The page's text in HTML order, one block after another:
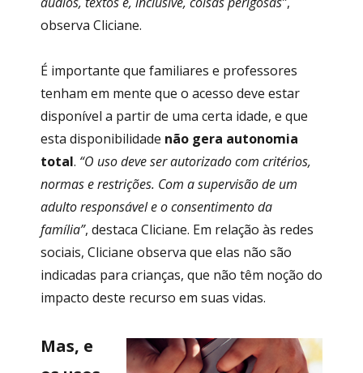
observa Cliciane.
É importante que familiares e professores
tenham em mente que o acesso deve estar
disponível a partir de uma certa idade, e que
esta disponibilidade não gera autonomia
total. “O uso deve ser autorizado com critérios,
normas e restrições. Com a supervisão de um
adulto responsável e o consentimento da
família”, destaca Cliciane. Em relação às redes
sociais, Cliciane observa que elas não são
indicadas para crianças, que não têm noção do
impacto deste recurso em suas vidas.
Mas, e